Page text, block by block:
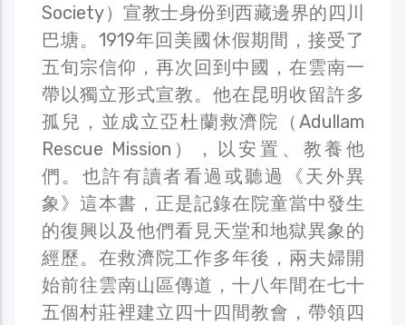
Society）宣教士身份到西藏邊界的四川
巴塘。1919年回美國休假期間，接受了
五旬宗信仰，再次回到中國，在雲南一
帶以獨立形式宣教。他在昆明收留許多
孤兒，並成立亞杜蘭救濟院（Adullam
Rescue Mission），以安置、教養他
們。也許有讀者看過或聽過《天外異
象》這本書，正是記錄在院童當中發生
的復興以及他們看見天堂和地獄異象的
經歷。在救濟院工作多年後，兩夫婦開
始前往雲南山區傳道，十八年間在七十
五個村莊裡建立四十四間教會，帶領四